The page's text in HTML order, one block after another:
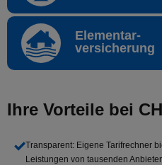
Elementar-
versicherung
Ihre Vorteile bei
Transparent: Eigene Tarifrechner
Leistungen von tausenden